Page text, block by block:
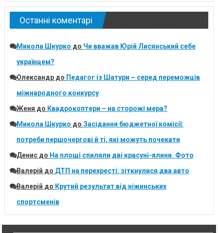
Останні коментарі
Микола Шкурко до Чи вважав Юрій Лисянський себе
українцем?
Олександрдо Педагог із Шатури – серед переможців
міжнародного конкурсу
Женя до Квадрокоптери – на сторожі мера?
Микола Шкурко до Засідання бюджетної комісії:
потреби першочергові й ті, які можуть почекати
Денисдо На площі спиляли дві красуні-ялини. Фото
Валерій до ДТП на перехресті: зіткнулися два авто
Валерій до Крутий результат від ніжинських
спортсменів